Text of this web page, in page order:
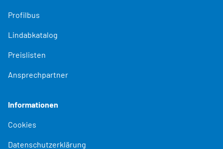
Profilbus
Lindabkatalog
Preislisten
Ansprechpartner
Informationen
Cookies
Datenschutzerklärung